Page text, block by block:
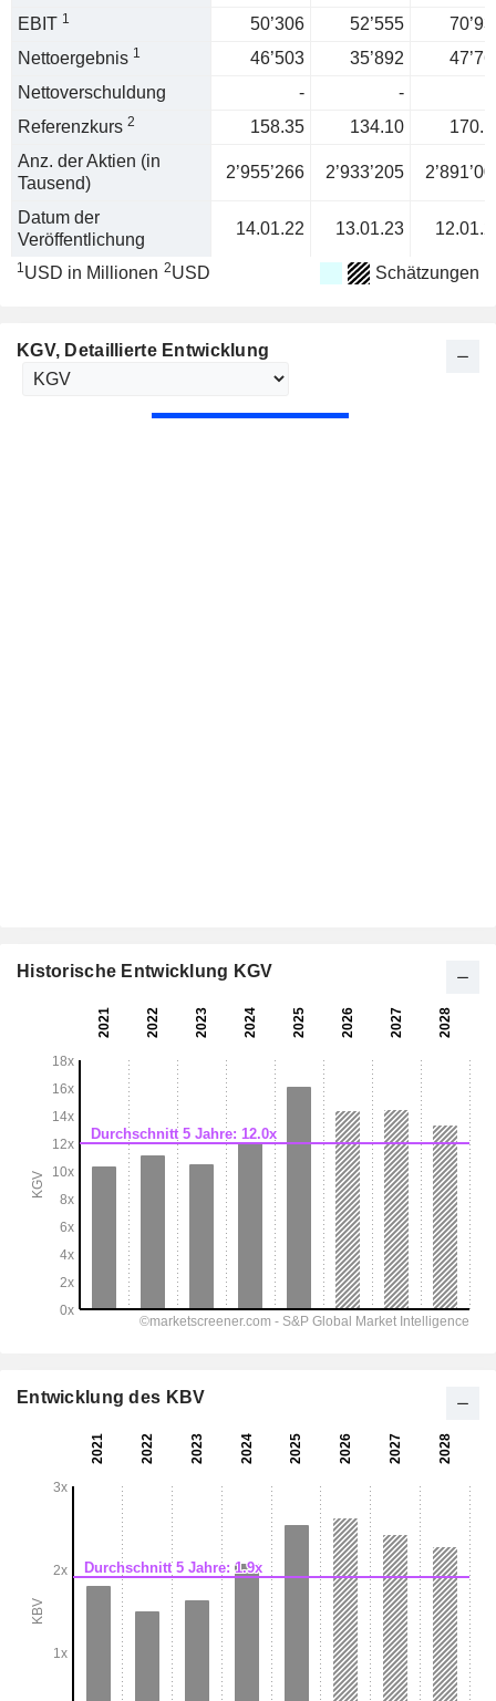
EBIT 1 50’306 52’555
Nettoergebnis 1 46’503 35’892
Nettoverschuldung
-
-
Referenzkurs 2 158.35 134.10
Anz. der Aktien (in
Tausend)
2’955’266 2’933’205
Datum der
Veröffentlichung
14.01.22 13.01.23
1USD in Millionen 2USD Schätzungen
KGV, Detaillierte Entwicklung
Historische Entwicklung KGV
Entwicklung des KBV